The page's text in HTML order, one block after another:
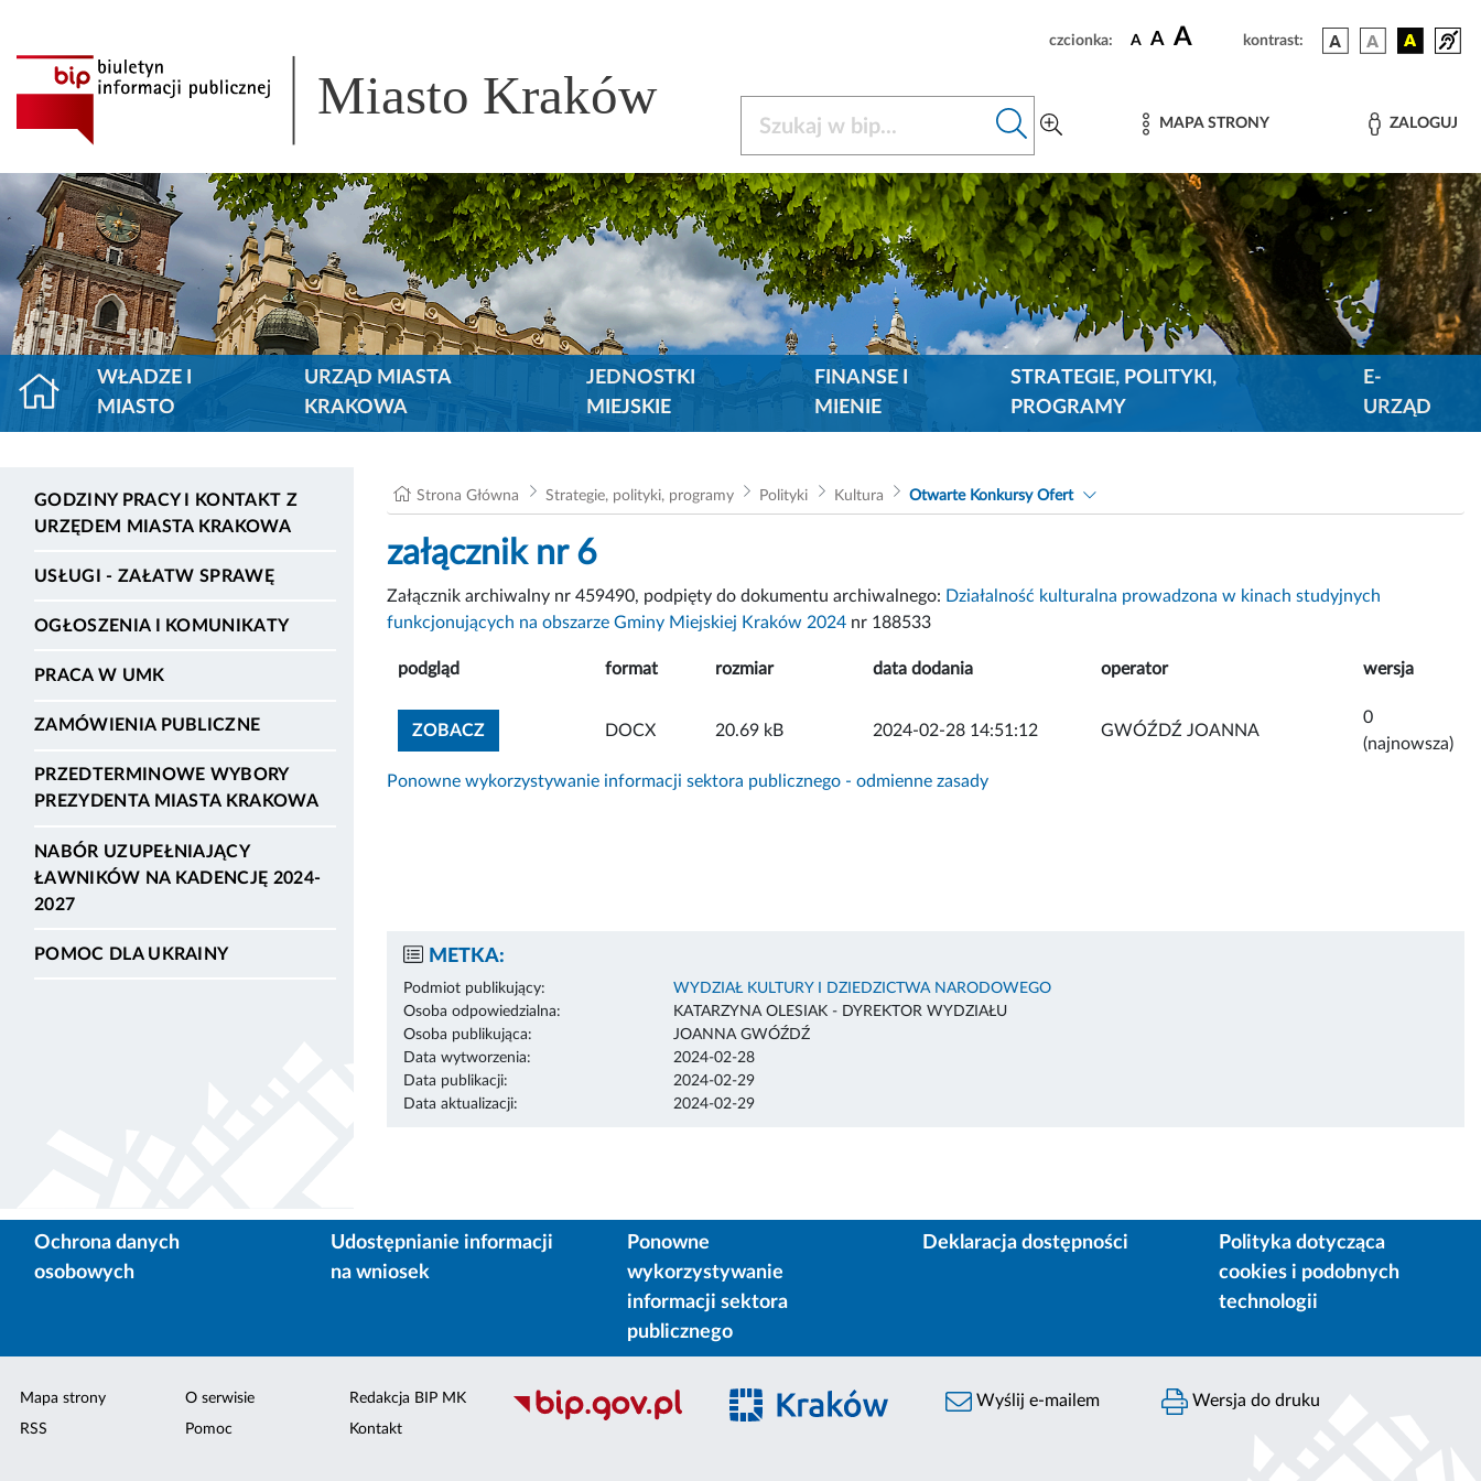
czcionka: A A A kontrast:
Miasto Kraków MAPA STRONY ZALOGUJ
WŁADZE I
MIASTO
URZĄD MIASTA
KRAKOWA
JEDNOSTKI
MIEJSKIE
FINANSE I
MIENIE
STRATEGIE, POLITYKI,
PROGRAMY
E-
URZĄD
GODZINY PRACY I KONTAKT Z
URZĘDEM MIASTA KRAKOWA
USŁUGI - ZAŁATW SPRAWĘ
OGŁOSZENIA I KOMUNIKATY
PRACA W UMK
ZAMÓWIENIA PUBLICZNE
PRZEDTERMINOWE WYBORY
PREZYDENTA MIASTA KRAKOWA
NABÓR UZUPEŁNIAJĄCY
ŁAWNIKÓW NA KADENCJĘ 2024-
2027
POMOC DLA UKRAINY
Strona Główna Strategie, polityki, programy Polityki Kultura Otwarte Konkursy Ofert
załącznik nr 6
Załącznik archiwalny nr 459490, podpięty do dokumentu archiwalnego: Działalność kulturalna prowadzona w kinach studyjnych
funkcjonujących na obszarze Gminy Miejskiej Kraków 2024 nr 188533
podgląd format rozmiar data dodania operator wersja
ZOBACZZOBACZ ZAŁĄCZNIK
DOCX 20.69 kB 2024-02-28 14:51:12 GWÓŹDŹ JOANNA
0
(najnowsza)
Ponowne wykorzystywanie informacji sektora publicznego - odmienne zasady
METKA:
Podmiot publikujący:
WYDZIAŁ KULTURY I DZIEDZICTWA NARODOWEGO
Osoba odpowiedzialna:
KATARZYNA OLESIAK - DYREKTOR WYDZIAŁU
Osoba publikująca:
JOANNA GWÓŹDŹ
Data wytworzenia:
2024-02-28
Data publikacji:
2024-02-29
Data aktualizacji:
2024-02-29
Ochrona danych
osobowych
Udostępnianie informacji
na wniosek
Ponowne
wykorzystywanie
informacji sektora
publicznego
Deklaracja dostępności
Polityka dotycząca
cookies i podobnych
technologii
Mapa strony
RSS
O serwisie
Pomoc
Redakcja BIP MK
Kontakt
Wyślij e-mailem Wersja do druku